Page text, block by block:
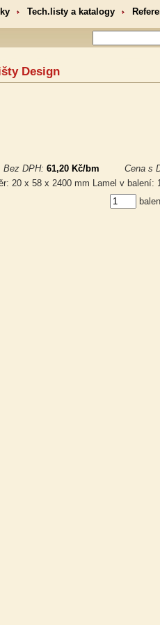
Tech.listy a katalogy
Design
Bez DPH: 61,20 Kč/bm Cena s
20 x 58 x 2400 mm Lamel v balení: